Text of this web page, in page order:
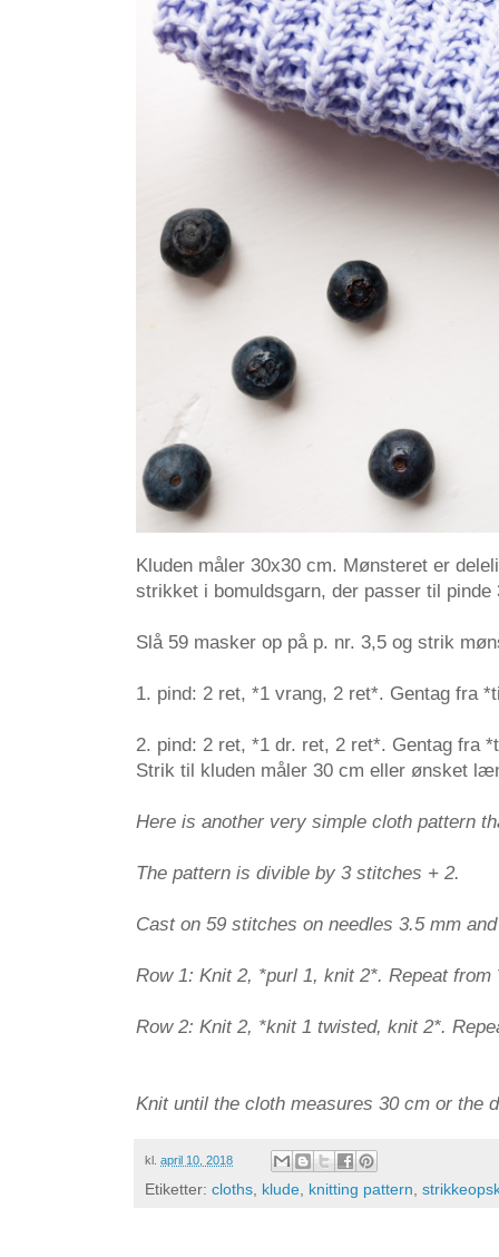
Kluden måler 30x30 cm. Mønsteret er
strikket i bomuldsgarn, der passer til pinde
Slå 59 masker op på p. nr. 3,5 og strik
1. pind: 2 ret, *1 vrang, 2 ret*. Gentag fra
2. pind: 2 ret, *1 dr. ret, 2 ret*. Gentag fra
Strik til kluden måler 30 cm eller ønsket
Here is another very simple cloth pattern
The pattern is divible by 3 stitches + 2.
Cast on 59 stitches on needles 3.5 mm
Row 1: Knit 2, *purl 1, knit 2*. Repeat
Row 2: Knit 2, *knit 1 twisted, knit 2*.
Knit until the cloth measures 30 cm or the
kl. april 10, 2018
Etiketter: cloths, klude, knitting pattern,